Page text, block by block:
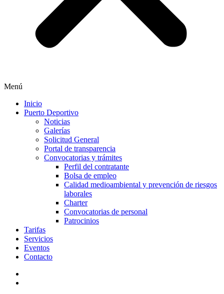
Menú
Inicio
Puerto Deportivo
Noticias
Galerías
Solicitud General
Portal de transparencia
Convocatorias y trámites
Perfil del contratante
Bolsa de empleo
Calidad medioambiental y prevención de riesgos
laborales
Charter
Convocatorias de personal
Patrocinios
Tarifas
Servicios
Eventos
Contacto